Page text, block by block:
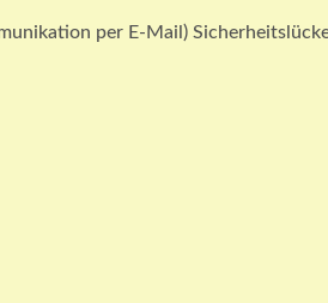
per E-Mail)